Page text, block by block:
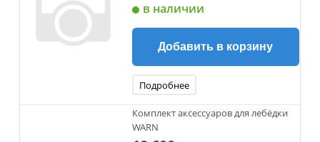
в наличии
Добавить в корзину
Подробнее
Комплект аксессуаров для лебёдки
WARN